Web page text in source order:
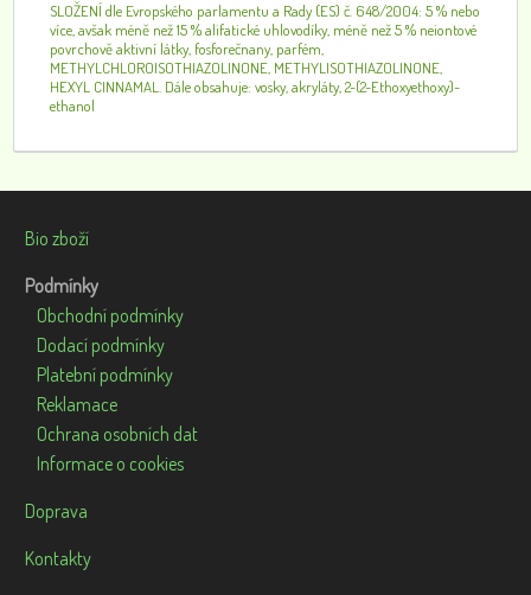
SLOŽENÍ dle Evropského parlamentu a Rady (ES) č. 648/2004: 5 % nebo
více, avšak méně než 15 % alifatické uhlovodíky, méně než 5 % neiontové
povrchově aktivní látky, fosforečnany, parfém,
METHYLCHLOROISOTHIAZOLINONE, METHYLISOTHIAZOLINONE,
HEXYL CINNAMAL. Dále obsahuje: vosky, akryláty, 2-(2-Ethoxyethoxy)-
ethanol
Bio zboží
Podmínky
Obchodní podmínky
Dodací podmínky
Platební podmínky
Reklamace
Ochrana osobních dat
Informace o cookies
Doprava
Kontakty